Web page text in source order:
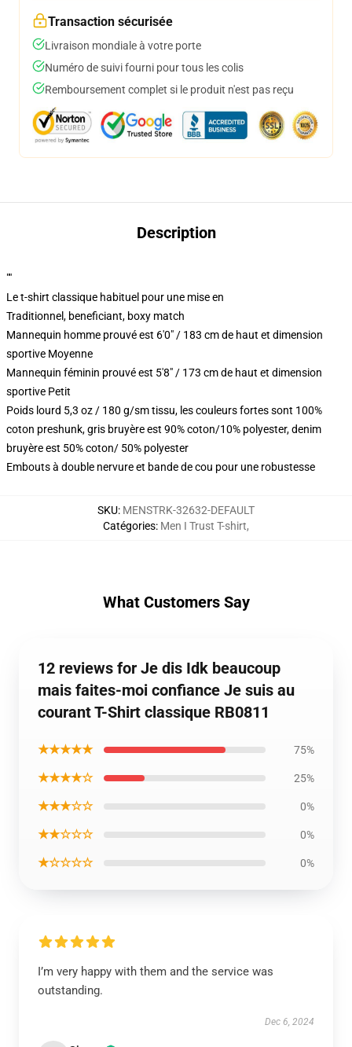
Transaction sécurisée
Livraison mondiale à votre porte
Numéro de suivi fourni pour tous les colis
Remboursement complet si le produit n'est pas reçu
Description
""
Le t-shirt classique habituel pour une mise en
Traditionnel, beneficiant, boxy match
Mannequin homme prouvé est 6'0" / 183 cm de haut et dimension
sportive Moyenne
Mannequin féminin prouvé est 5'8" / 173 cm de haut et dimension
sportive Petit
Poids lourd 5,3 oz / 180 g/sm tissu, les couleurs fortes sont 100%
coton preshunk, gris bruyère est 90% coton/10% polyester, denim
bruyère est 50% coton/ 50% polyester
Embouts à double nervure et bande de cou pour une robustesse
SKU: MENSTRK-32632-DEFAULT
Catégories: Men I Trust T-shirt,
What Customers Say
12 reviews for Je dis Idk beaucoup
mais faites-moi confiance Je suis au
courant T-Shirt classique RB0811
★★★★★ 75%
★★★★☆ 25%
★★★☆☆ 0%
★★☆☆☆ 0%
★☆☆☆☆ 0%
I’m very happy with them and the service was
outstanding.
Dec 6, 2024